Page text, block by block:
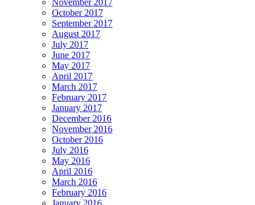
November 2017
October 2017
September 2017
August 2017
July 2017
June 2017
May 2017
April 2017
March 2017
February 2017
January 2017
December 2016
November 2016
October 2016
July 2016
May 2016
April 2016
March 2016
February 2016